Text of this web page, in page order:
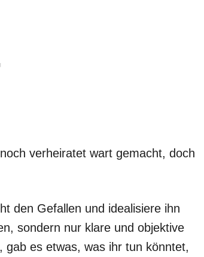
verheiratet wart gemacht, doch
den Gefallen und idealisiere ihn
sondern nur klare und objektive
gab es etwas, was ihr tun könntet,